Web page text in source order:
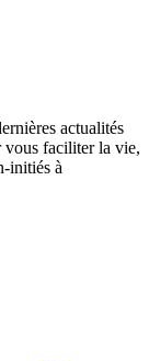
actualités
vous faciliter la vie,
initiés à